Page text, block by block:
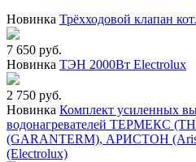
Новинка Трёхходовой клапан
7 650 руб.
Новинка ТЭН 2000Вт Electrolux
2 750 руб.
Новинка Комплект усиленных
водонагревателей ТЕРМЕКС
(GARANTERM), АРИСТОН
(Electrolux)